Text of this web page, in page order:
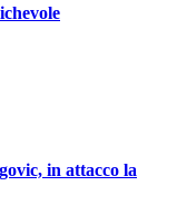
in attacco la